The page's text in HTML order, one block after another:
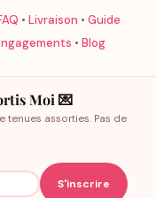
• Livraison • Guide
• Blog
Moi 💌
tenues assorties. Pas de